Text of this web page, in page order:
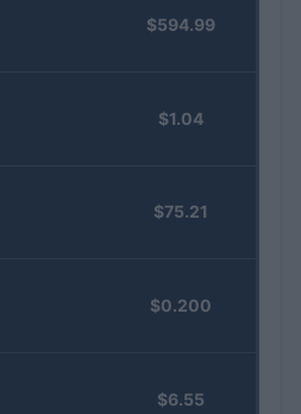
$594.99
$1.04
$75.21
$0.200
$6.55